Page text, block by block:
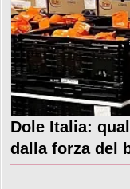
Dole Italia:
dalla forza del